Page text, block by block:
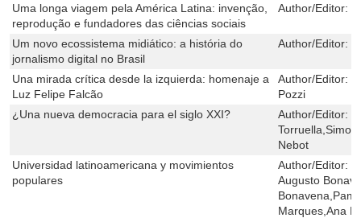
Uma longa viagem pela América Latina: invenção,
reprodução e fundadores das ciências sociais
Author/Editor:
Um novo ecossistema midiático: a história do
jornalismo digital no Brasil
Author/Editor:
Una mirada crítica desde la izquierda: homenaje a
Luz Felipe Falcão
Author/Editor:
Pozzi
¿Una nueva democracia para el siglo XXI?
Author/Editor:
Nebot
Universidad latinoamericana y movimientos
populares
Author/Editor:
Augusto
Marques,Ana